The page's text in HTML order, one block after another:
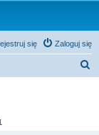
Zaloguj się
się